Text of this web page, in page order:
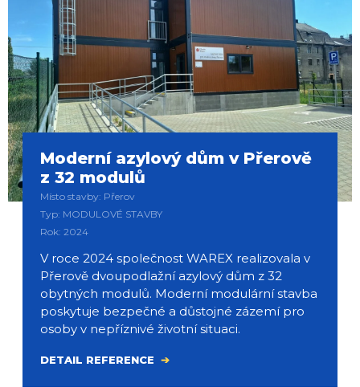
Moderní azylový dům v Přerově
z 32 modulů
Místo stavby: Přerov
Typ: MODULOVÉ STAVBY
Rok: 2024
V roce 2024 společnost WAREX realizovala v
Přerově dvoupodlažní azylový dům z 32
obytných modulů. Moderní modulární stavba
poskytuje bezpečné a důstojné zázemí pro
osoby v nepříznivé životní situaci.
DETAIL REFERENCE